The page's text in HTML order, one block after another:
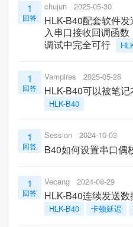
1
回答
chujun 2025-05-30
HLK-B40配套软件
入串口接收回调函
调试中完全可行
1
回答
Vampires 2025-05-26
HLK-B40可以被笔
HLK-B40
1
回答
Session 2024-10-03
B40如何设置串口偶
1
回答
Vecang 2024-08-29
HLK-B40连续发送
HLK-B40 卡顿延迟